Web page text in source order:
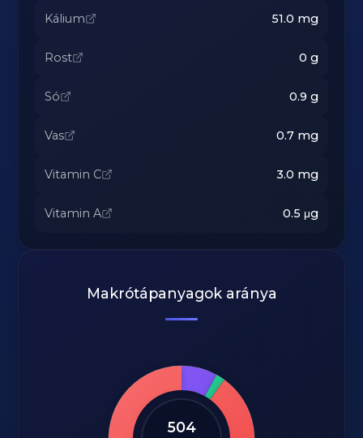
Kálium 51.0 mg
Rost 0 g
Só 0.9 g
Vas 0.7mg
Vitamin C 3.0 mg
Vitamin A 0.5 μg
Makrótápanyagok aránya
504